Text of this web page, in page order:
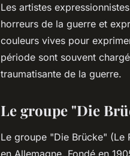
Les artistes
horreurs de la guerre et
couleurs vives pour
période sont souvent
traumatisante de la guerre.
Le groupe "Die
Le groupe "Die Brücke" (Le
en Allemagne. Fondé en